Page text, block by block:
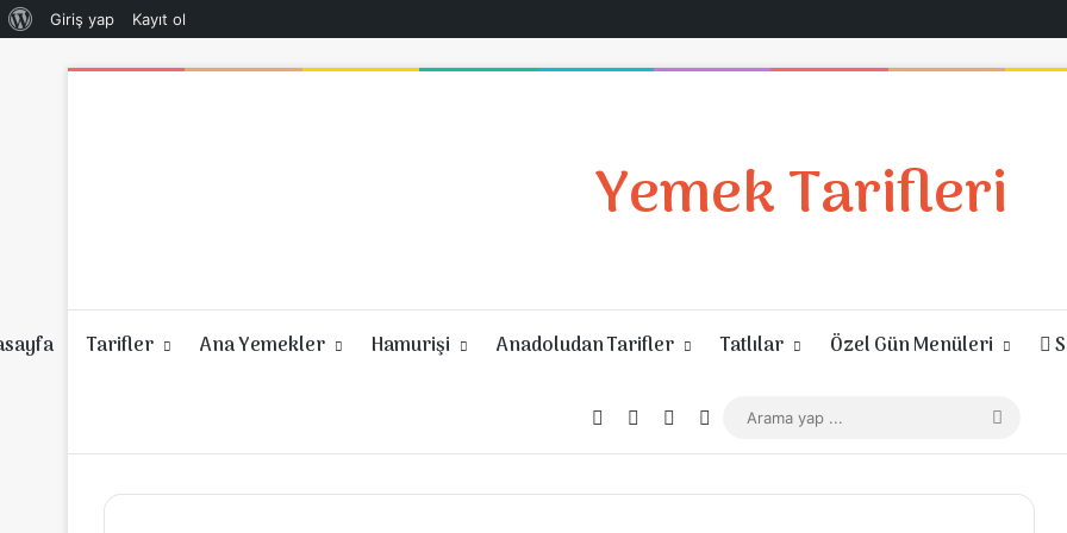
WordPress
Giriş yap Kayıt ol
Yemek Tarifleri
Tarifler Ana Yemekler Hamurişi Anadoludan Tarifler Tatlılar Özel Gün Menüleri
Giriş YapRastgele Makale
Kenar Bölmesi
Dış görünümü değiştir
yap
...